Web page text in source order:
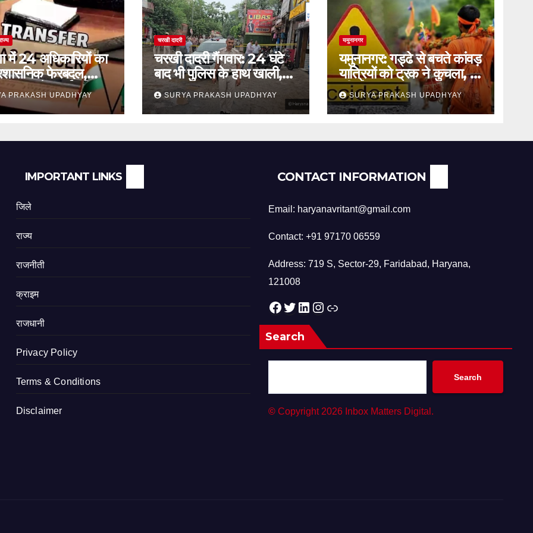
में 24 अधिकारियों का
फेरबदल,
समेत कई वरिष्ठ
PRAKASH UPADHYAY
चरखी दादरी
चरखी दादरी गैंगवार: 24 घंटे
बाद भी पुलिस के हाथ खाली,
सुरक्षा व्यवस्था पर सवाल
SURYA PRAKASH UPADHYAY
यमुनानगर
यमुनानगर: गड्ढे से बचते कांवड़
यात्रियों को ट्रक ने कुचला, दो
की मौत
SURYA PRAKASH UPADHYAY
IMPORTANT LINKS
जिले
राज्य
राजनीती
क्राइम
राजधानी
Privacy Policy
Terms & Conditions
Disclaimer
CONTACT INFORMATION
Email: haryanavritant@gmail.com
Contact: +91 97170 06559
Address: 719 S, Sector-29, Faridabad, Haryana,
121008
Facebook Twitter LinkedIn Instagram Link
Search
Search
© Copyright 2026 Inbox Matters Digital.